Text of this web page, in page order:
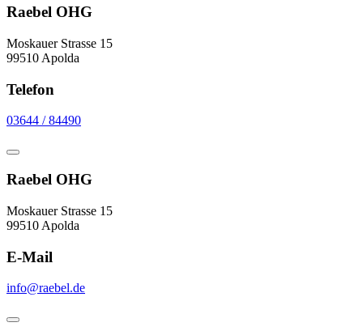
Raebel OHG
Moskauer Strasse 15
99510 Apolda
Telefon
03644 / 84490
Raebel OHG
Moskauer Strasse 15
99510 Apolda
E-Mail
info@raebel.de